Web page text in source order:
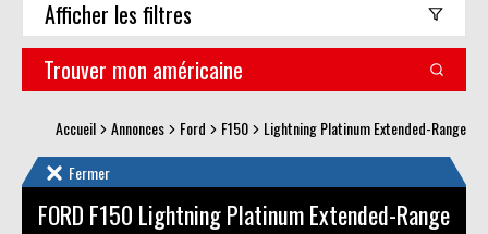
Afficher les filtres
Trouver mon américaine
Accueil Annonces Ford F150
Lightning Platinum Extended-Range
Fermer
FORD F150 Lightning Platinum Extended-Range